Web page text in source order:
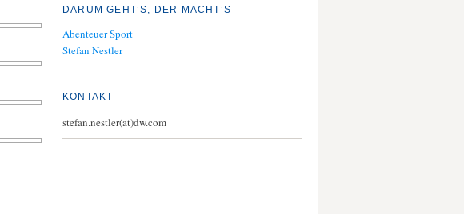
DARUM GEHT’S, DER MACHT’S
Abenteuer Sport
Stefan Nestler
KONTAKT
stefan.nestler(at)dw.com